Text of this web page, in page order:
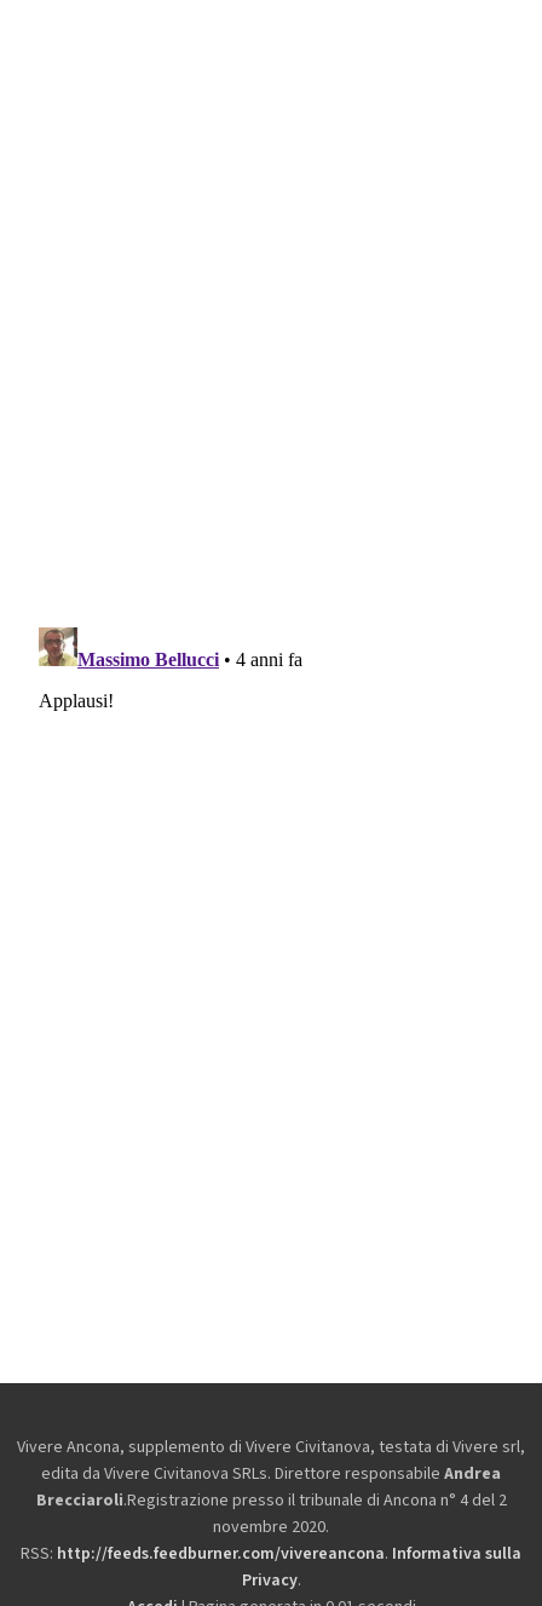
Vivere Ancona, supplemento di Vivere Civitanova, testata di Vivere srl,
edita da Vivere Civitanova SRLs. Direttore responsabile Andrea
Brecciaroli.Registrazione presso il tribunale di Ancona n° 4 del 2
novembre 2020.
RSS: http://feeds.feedburner.com/vivereancona. Informativa sulla
Privacy.